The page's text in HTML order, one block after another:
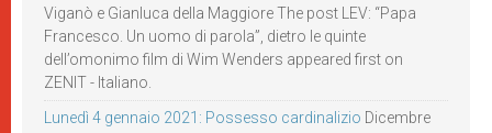
Viganò e Gianluca della Maggiore The post LEV: “Papa
Francesco. Un uomo di parola”, dietro le quinte
dell’omonimo film di Wim Wenders appeared first on
ZENIT - Italiano.
Lunedì 4 gennaio 2021: Possesso cardinalizio Dicembre